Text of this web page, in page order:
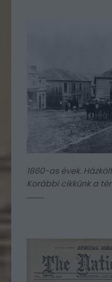
1860-as évek.
Korábbi cikkünk a